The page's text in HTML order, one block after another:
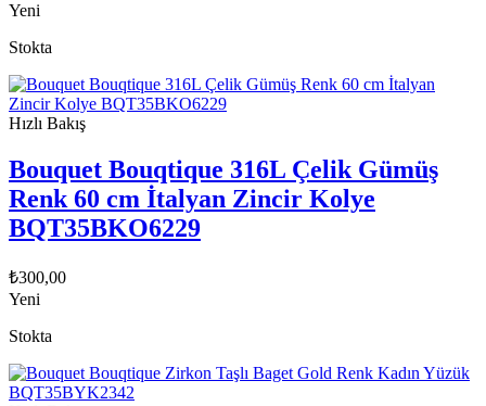
Yeni
Stokta
Hızlı Bakış
Bouquet Bouqtique 316L Çelik Gümüş
Renk 60 cm İtalyan Zincir Kolye
BQT35BKO6229
₺300,00
Yeni
Stokta